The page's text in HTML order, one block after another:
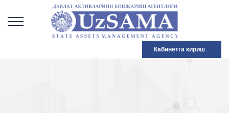
Кабинетга кириш